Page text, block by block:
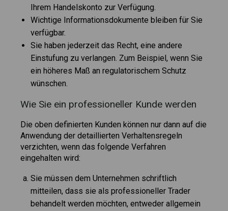
Ihrem Handelskonto zur Verfügung.
Wichtige Informationsdokumente bleiben für Sie
verfügbar.
Sie haben jederzeit das Recht, eine andere
Einstufung zu verlangen. Zum Beispiel, wenn Sie
ein höheres Maß an regulatorischem Schutz
wünschen.
Wie Sie ein professioneller Kunde werden
Die oben definierten Kunden können nur dann auf die
Anwendung der detaillierten Verhaltensregeln
verzichten, wenn das folgende Verfahren
eingehalten wird:
Sie müssen dem Unternehmen schriftlich
mitteilen, dass sie als professioneller Trader
behandelt werden möchten, entweder allgemein